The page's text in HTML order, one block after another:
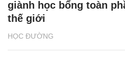
HỌC ĐƯỜNG
giành học bổng toàn
thế giới